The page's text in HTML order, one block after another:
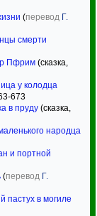
(перевод Г.
смерти
Пфрим (сказка,
у колодца
673
в пруду (сказка,
народца
и портной
(перевод Г.
пастух в могиле